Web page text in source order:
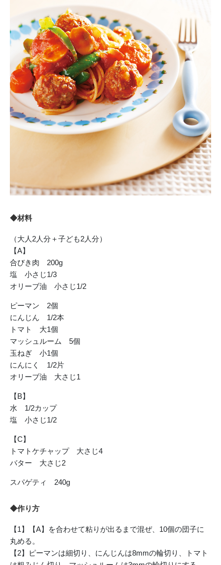
◆材料
（大人2人分＋子ども2人分）
【A】
合びき肉 200g
塩 小さじ1/3
オリーブ油 小さじ1/2
ピーマン 2個
にんじん 1/2本
トマト 大1個
マッシュルーム 5個
玉ねぎ 小1個
にんにく 1/2片
オリーブ油 大さじ1
【B】
水 1/2カップ
塩 小さじ1/2
【C】
トマトケチャップ 大さじ4
バター 大さじ2
スパゲティ 240g
◆作り方
【1】【A】を合わせて粘りが出るまで混ぜ、10個の団子に
丸める。
【2】ピーマンは細切り、にんじんは8mmの輪切り、トマト